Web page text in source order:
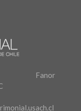
Fanor